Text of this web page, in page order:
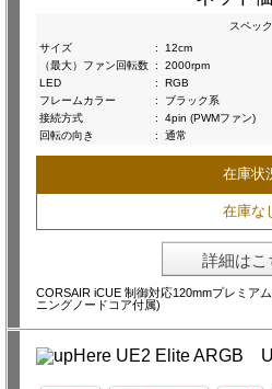
スペック
サイズ
:
12cm
（最大）ファン回転数 :
2000rpm
LED
:
RGB
フレームカラー
:
ブラック系
接続方式
:
4pin (PWMファン)
回転の向き
: 通常
在庫状
在庫な
詳細はこ
CORSAIR iCUE 制御対応120mmプレミア
ニングノードコア付属)